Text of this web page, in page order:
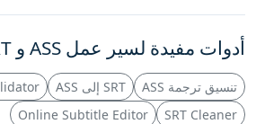
أدوات مفيدة لسير عمل ASS و SRT
تنسيق ترجمة ASS SRT إلى ASS
SRT Cleaner
Online Subtitle Editor